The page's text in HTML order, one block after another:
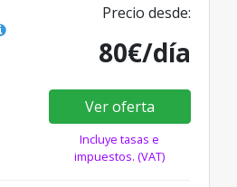
Precio desde:
80€/día
Ver oferta
Incluye tasas e
impuestos. (VAT)